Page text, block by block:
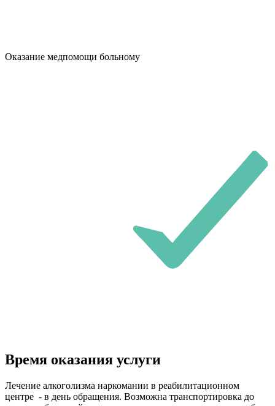
Оказание медпомощи больному
Время оказания услуги
Лечение алкоголизма наркомании в реабилитационном
центре - в день обращения. Возможна транспортировка до